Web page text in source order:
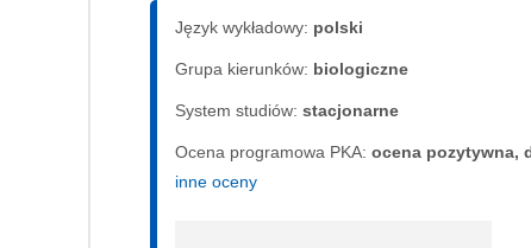
Język wykładowy: polski
Grupa kierunków: biologiczne
System studiów: sta­cjo­nar­ne
Ocena programowa PKA: ocena pozytywna,
inne oceny